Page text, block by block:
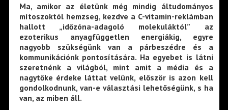
Ma, amikor az életünk még mindig áltudományos
mítoszoktól hemzseg, kezdve a C-vitamin-reklámban
hallott „időzóna-adagoló molekuláktól” az
ezoterikus anyagfüggetlen energiákig, egyre
nagyobb szükségünk van a párbeszédre és a
kommunikációnk pontosítására. Ha egyebet is látni
szeretnénk a világból, mint amit a média és a
nagytőke érdeke láttat velünk, először is azon kell
gondolkodnunk, van-e választási lehetőségünk, s ha
van, az miben áll.